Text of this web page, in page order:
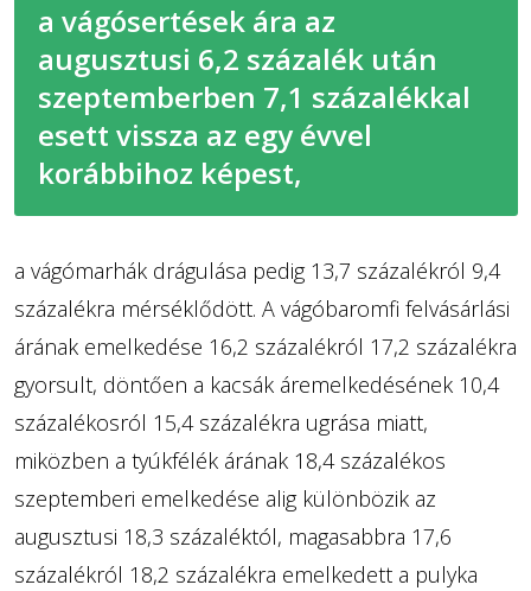
a vágósertések ára az
augusztusi 6,2 százalék után
szeptemberben 7,1 százalékkal
esett vissza az egy évvel
korábbihoz képest,
a vágómarhák drágulása pedig 13,7 százalékról 9,4
százalékra mérséklődött. A vágóbaromfi felvásárlási
árának emelkedése 16,2 százalékról 17,2 százalékra
gyorsult, döntően a kacsák áremelkedésének 10,4
százalékosról 15,4 százalékra ugrása miatt,
miközben a tyúkfélék árának 18,4 százalékos
szeptemberi emelkedése alig különbözik az
augusztusi 18,3 százaléktól, magasabbra 17,6
százalékról 18,2 százalékra emelkedett a pulyka